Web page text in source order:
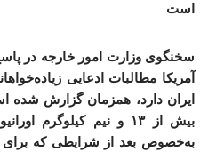
است
سخنگوی وزارت امور خارجه در
آمریکا مطالبات ادعایی
ایران دارد، همزمان گزارش
بیش از ۱۳ و نیم کیلوگرم
به‌خصوص بعد از شرایطی که برای